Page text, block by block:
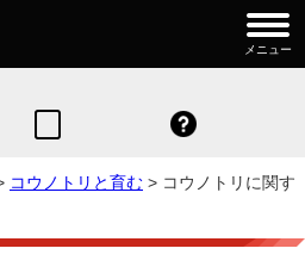
メニュー
コウノトリと育む > コウノトリに関す